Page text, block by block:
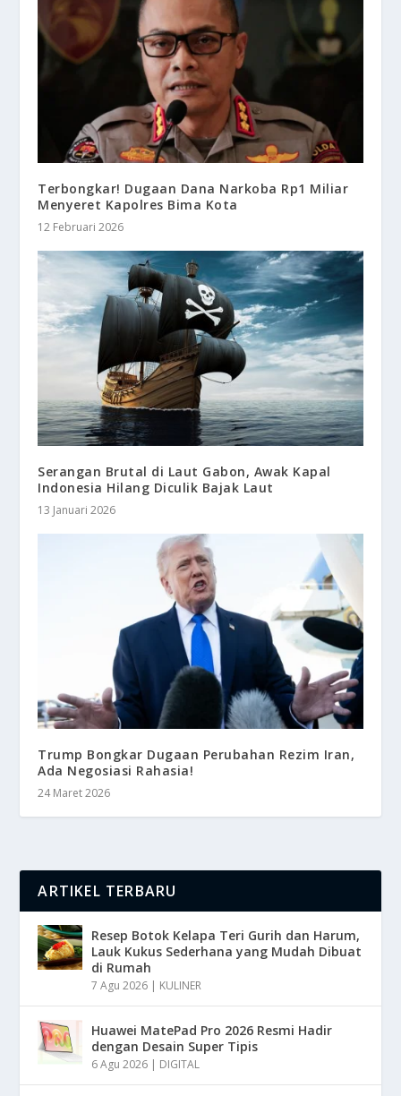
Terbongkar! Dugaan Dana Narkoba Rp1 Miliar
Menyeret Kapolres Bima Kota
12 Februari 2026
Serangan Brutal di Laut Gabon, Awak Kapal
Indonesia Hilang Diculik Bajak Laut
13 Januari 2026
Trump Bongkar Dugaan Perubahan Rezim Iran,
Ada Negosiasi Rahasia!
24 Maret 2026
ARTIKEL TERBARU
Resep Botok Kelapa Teri Gurih dan Harum,
Lauk Kukus Sederhana yang Mudah Dibuat
di Rumah
7 Agu 2026 | KULINER
Huawei MatePad Pro 2026 Resmi Hadir
dengan Desain Super Tipis
6 Agu 2026 | DIGITAL